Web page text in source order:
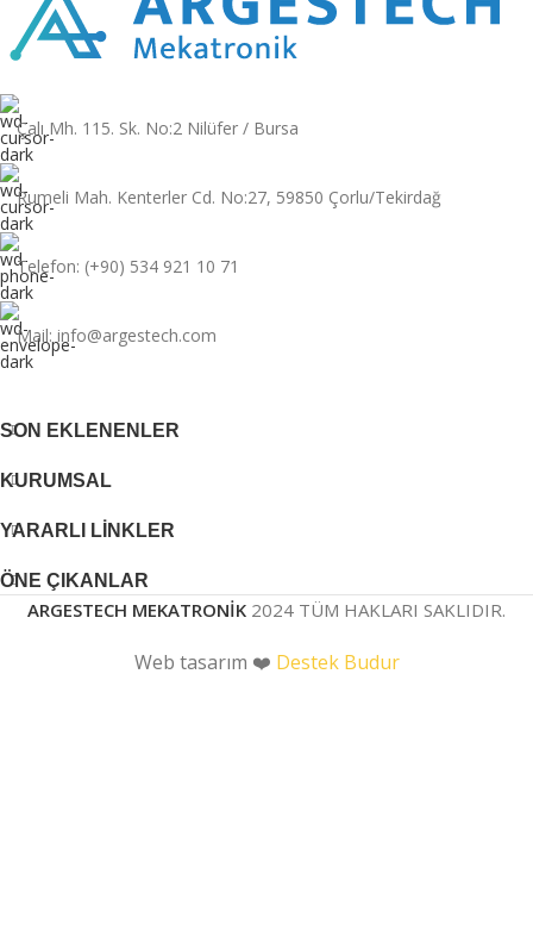
Çalı Mh. 115. Sk. No:2 Nilüfer / Bursa
Rumeli Mah. Kenterler Cd. No:27, 59850 Çorlu/Tekirdağ
Telefon: (+90) 534 921 10 71
Mail: info@argestech.com
SON EKLENENLER
KURUMSAL
YARARLI LINKLER
ÖNE ÇIKANLAR
ARGESTECH MEKATRONİK 2024 TÜM HAKLARI SAKLIDIR.
Web tasarım ❤️ Destek Budur